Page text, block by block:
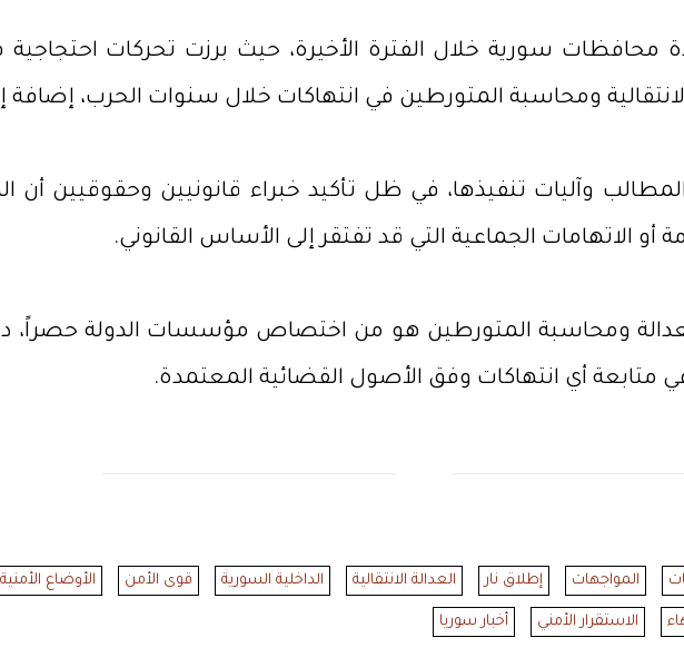
سورية خلال الفترة الأخيرة، حيث برزت تحركات احتجاجية
ومحاسبة المتورطين في انتهاكات خلال سنوات الحرب،
وآليات تنفيذها، في ظل تأكيد خبراء قانونيين وحقوقيين أن
الاتهامات الجماعية التي قد تفتقر إلى الأساس القانوني.
ومحاسبة المتورطين هو من اختصاص مؤسسات الدولة
متابعة أي انتهاكات وفق الأصول القضائية المعتمدة.
المواجهات إطلاق نار العدالة الانتقالية الداخلية السورية قوى الأمن الأوضاع الأمنية
الاستقرار الأمني أخبار سوريا